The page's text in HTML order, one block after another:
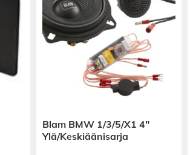
2-DIN
on niin paljon
runko
ja
Mallikohtaisilla
Blam BMW 1/3/5/X1 4″
Ylä/Keskiäänisarja